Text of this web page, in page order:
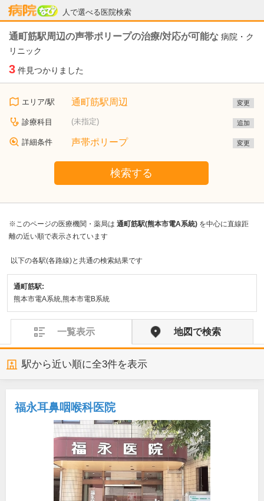
人で選べる医院検索
病院なび
通町筋駅周辺の声帯ポリープの治療/対応が可能な 病院・ク
リニック
3 件見つかりました
エリア/駅 通町筋駅周辺 変更
診療科目 (未指定) 追加
詳細条件 声帯ポリープ 変更
検索する
※このページの医療機関・薬局は 通町筋駅(熊本市電A系統) を中心に直線距
離の近い順で表示されています
以下の各駅(各路線)と共通の検索結果です
通町筋駅:
熊本市電A系統,熊本市電B系統
一覧表示 地図で検索
駅から近い順に全3件を表示
福永耳鼻咽喉科医院